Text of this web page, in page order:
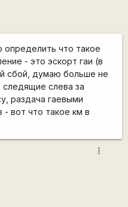
что такое
- это эскорт гаи (в
сбой, думаю больше не
следящие слева за
раздача гаевыми
вот что такое км в
more_vert